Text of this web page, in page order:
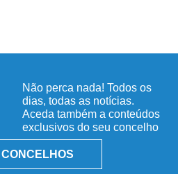
Não perca nada! Todos os
dias, todas as notícias.
Aceda também a conteúdos
exclusivos do seu concelho
CONCELHOS